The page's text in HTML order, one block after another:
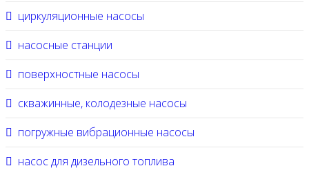
циркуляционные насосы
насосные станции
поверхностные насосы
скважинные, колодезные насосы
погружные вибрационные насосы
насос для дизельного топлива